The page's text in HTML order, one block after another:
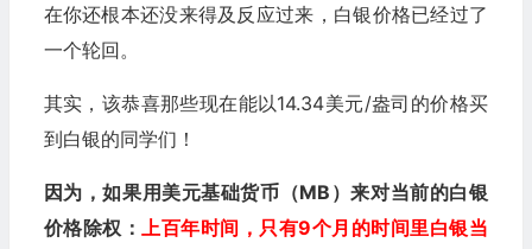
在你还根本还没来得及反应过来，白银价格已经过了
一个轮回。
其实，该恭喜那些现在能以14.34美元/盎司的价格买
到白银的同学们！
因为，如果用美元基础货币（MB）来对当前的白银
价格除权：
上百年时间，只有9个月的时间里白银当